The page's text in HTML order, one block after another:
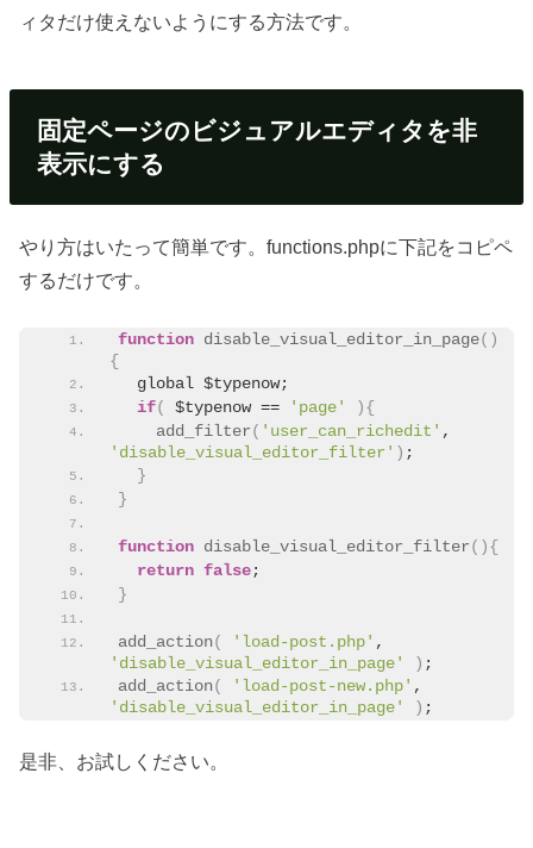
ィタだけ使えないようにする方法です。
固定ページのビジュアルエディタを非
表示にする
やり方はいたって簡単です。functions.phpに下記をコピペ
するだけです。
function disable_visual_editor_in_page()
{
  global $typenow;
if( $typenow == 'page'
){
add_filter ( 'user_can_richedit'
'disable_visual_editor_filter' ) ;
}
}
function disable_visual_editor_filter (){
return false;
}
add_action( 'load-post.php'
'disable_visual_editor_in_page'
) ;
add_action( 'load-post-new.php'
'disable_visual_editor_in_page'
) ;
是非、お試しください。